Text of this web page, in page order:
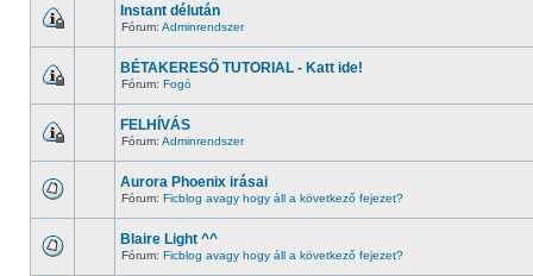
Instant délután
Fórum: Adminrendszer
BÉTAKERESŐ TUTORIAL - Katt ide!
Fórum: Fogó
FELHÍVÁS
Fórum: Adminrendszer
Aurora Phoenix irásai
Fórum: Ficblog avagy hogy áll a következő fejezet?
Blaire Light ^^
Fórum: Ficblog avagy hogy áll a következő fejezet?